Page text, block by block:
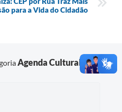
para a Vida do Cidadão
Agenda Cultural